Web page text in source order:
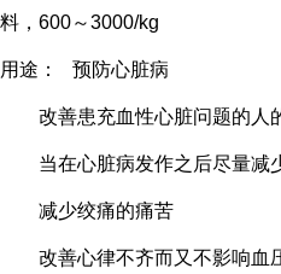
料，600～3000/kg
用途： 预防心脏病
改善患充血性心脏问题的人
当在心脏病发作之后尽量减
减少绞痛的痛苦
改善心律不齐而又不影响血